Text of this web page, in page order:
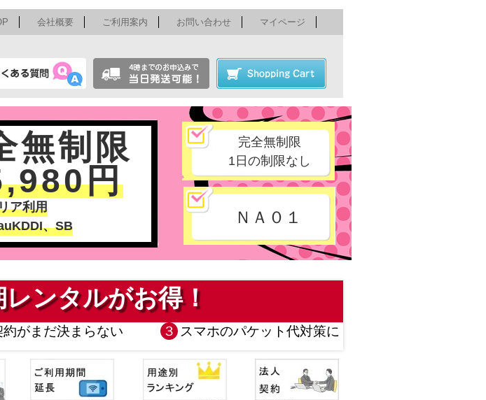
会社概要 ご利用案内 お問い合わせ マイページ
無制限
円
ア利用
、SB
完全無制限
1日の制限なし
ＮＡ０１
ンタルがお得！
がまだ決まらない ３ スマホのパケット代対策に